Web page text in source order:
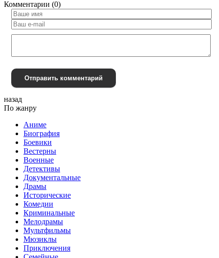
Комментарии (0)
Отправить комментарий
назад
По жанру
Аниме
Биография
Боевики
Вестерны
Военные
Детективы
Документальные
Драмы
Исторические
Комедии
Криминальные
Мелодрамы
Мультфильмы
Мюзиклы
Приключения